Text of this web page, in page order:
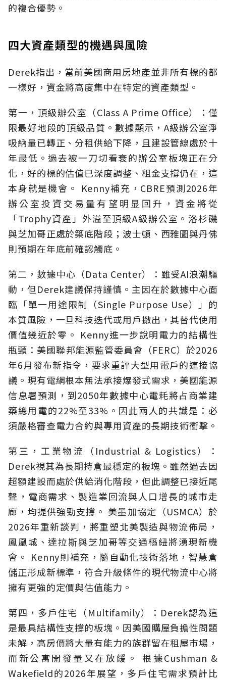
的複合優勢。
四大資產類型的機遇與風險
Derek指出，當前美國商用房地產並非所有標的都
一樣好，資金將高度集中在特定的資產類型。
第一，頂級辦公室（Class A Prime Office）：僅
限最好地段的頂級品質。數據顯示，A級辦公室淨
吸納量已轉正、分租供給下降，且建設管線處於十
年最低。過去被一刀切看衰的辦公室板塊正在分
化，好的標的估值已深度調整、租金支撐仍在，這
本身就是機會。 Kenny補充，CBRE預測2026年
辦公室投資交易量有望明显回升，資金將從
「Trophy資產」外溢至頂級A級辦公室。洛杉磯
與芝加哥正處於築底階段；波士頓、西雅圖與丹佛
則預期在年底前確認觸底。
第二，數據中心（Data Center）：雖受AI浪潮驅
動，但Derek建議保持謹慎。主因在於數據中心面
臨「單一用途限制（Single Purpose Use）」的
本質風險，一旦科技迭代或用戶撤出，其替代使用
價值幾近於零。 Kenny進一步說明電力的結構性
瓶頸：美國聯邦能源監管委員會（FERC）於2026
年6月發布新指令，要求重評大型用電戶的連接協
議。現有電網根本無法承接爆發式需求，美國能源
信息署預測，到2050年數據中心電耗將占商業建
築總用電的22%至33%。因此兩人的共識是：必
須嚴格審查電力合約與專用資產的長期技術衝擊。
第三，工業物流（Industrial & Logistics）：
Derek視其為長期持倉最穩定的板塊。雖然過去因
超額建設而處於供給消化階段，但此調整已接近尾
聲，電商需求、製造業回流與人口增長的城市走
廊，均提供強勁支撐。 美墨加協定（USMCA）於
2026年重新談判，將重塑北美製造與物流佈局，
鳳凰城、達拉斯與芝加哥等交通樞紐將湧現新機
會。 Kenny則補充，隨自動化技術落地，智慧倉
儲正形成新標準，符合升級條件的現代物流中心將
擁有更強的定價與估值能力。
第四，多戶住宅（Multifamily）：Derek認為這
是最具結構性支撐的板塊。因美國購屋負擔性問題
未解，高房價將大量有能力的族群留在租屋市場，
而新公寓開發量又在放緩。 根據Cushman &
Wakefield的2026年展望，多戶住宅需求預計比